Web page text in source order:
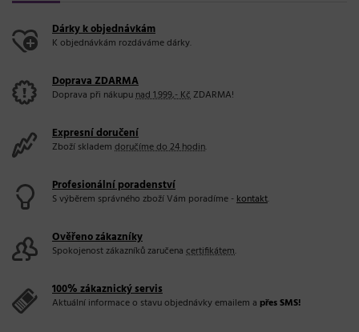
Dárky k objednávkám
K objednávkám rozdáváme dárky.
Doprava ZDARMA
Doprava při nákupunad 1.999,- KčZDARMA!
Expresní doručení
Zboží skladem doručíme do 24 hodin.
Profesionální poradenství
S výběrem správného zboží Vám poradíme -kontakt.
Ověřeno zákazníky
Spokojenost zákazníků zaručena certifikátem.
100% zákaznický servis
Aktuální informace o stavu objednávky emailem a přes SMS!